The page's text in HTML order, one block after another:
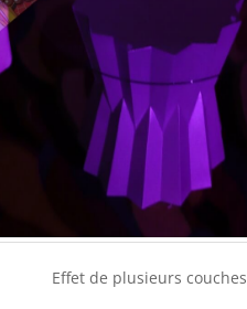
Effet de plusieurs couches